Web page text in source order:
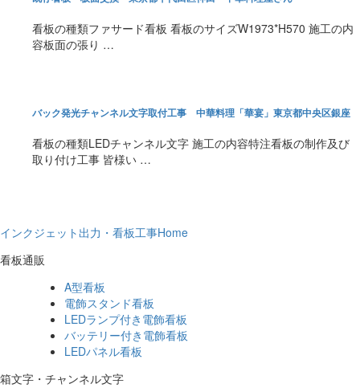
看板の種類ファサード看板 看板のサイズW1973*H570 施工の内
容板面の張り …
バック発光チャンネル文字取付工事 中華料理「華宴」東京都中央区銀座
看板の種類LEDチャンネル文字 施工の内容特注看板の制作及び
取り付け工事 皆様い …
インクジェット出力・看板工事Home
看板通販
A型看板
電飾スタンド看板
LEDランプ付き電飾看板
バッテリー付き電飾看板
LEDパネル看板
箱文字・チャンネル文字